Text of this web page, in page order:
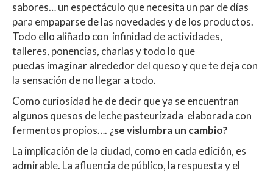
sabores… un espectáculo que necesita un par de días
para empaparse de las novedades y de los productos.
Todo ello aliñado con infinidad de actividades,
talleres, ponencias, charlas y todo lo que
puedas imaginar alrededor del queso y que te deja con
la sensación de no llegar a todo.
Como curiosidad he de decir que ya se encuentran
algunos quesos de leche pasteurizada elaborada con
fermentos propios…. ¿se vislumbra un cambio?
La implicación de la ciudad, como en cada edición, es
admirable. La afluencia de público, la respuesta y el